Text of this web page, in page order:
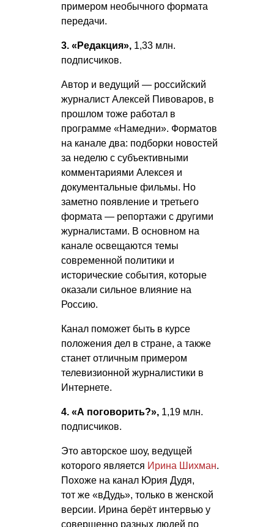
примером необычного формата
передачи.
3. «Редакция», 1,33 млн.
подписчиков.
Автор и ведущий — российский
журналист Алексей Пивоваров, в
прошлом тоже работал в
программе «Намедни». Форматов
на канале два: подборки новостей
за неделю с субъективными
комментариями Алексея и
документальные фильмы. Но
заметно появление и третьего
формата — репортажи с другими
журналистами. В основном на
канале освещаются темы
современной политики и
исторические события, которые
оказали сильное влияние на
Россию.
Канал поможет быть в курсе
положения дел в стране, а также
станет отличным примером
телевизионной журналистики в
Интернете.
4. «А поговорить?», 1,19 млн.
подписчиков.
Это авторское шоу, ведущей
которого является Ирина Шихман.
Похоже на канал Юрия Дудя,
тот же «вДудь», только в женской
версии. Ирина берёт интервью у
совершенно разных людей по